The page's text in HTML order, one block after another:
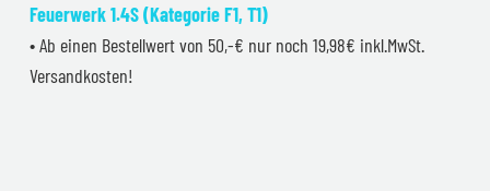
Feuerwerk 1.4S (Kategorie F1, T1)
• Ab einen Bestellwert von 50,-€ nur noch 19,98€ inkl.MwSt.
Versandkosten!